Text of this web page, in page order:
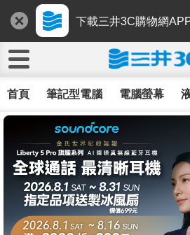
下載三井3C購物網
首頁 筆記型電腦 電腦螢幕